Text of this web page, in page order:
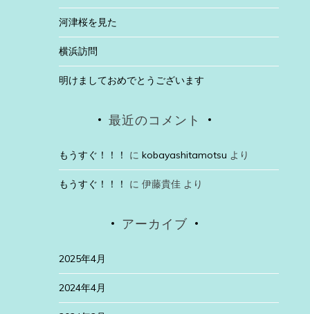
河津桜を見た
横浜訪問
明けましておめでとうございます
最近のコメント
もうすぐ！！！ に kobayashitamotsu より
もうすぐ！！！ に 伊藤貴佳より
アーカイブ
2025年4月
2024年4月